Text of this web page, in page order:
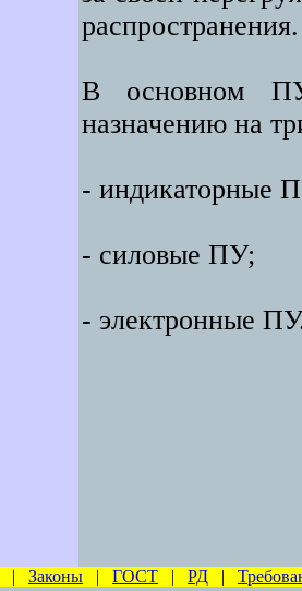
распространения.
В основном ПУ
назначению на
- индикаторные
- силовые ПУ;
- электронные
| Законы | ГОСТ | РД |